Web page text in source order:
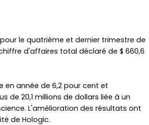
le quatrième et dernier trimestre de
d'affaires total déclaré de $ 660,6
année de 6,2 pour cent et
de 20,1 millions de dollars liée à un
L'amélioration des résultats ont
de Hologic.